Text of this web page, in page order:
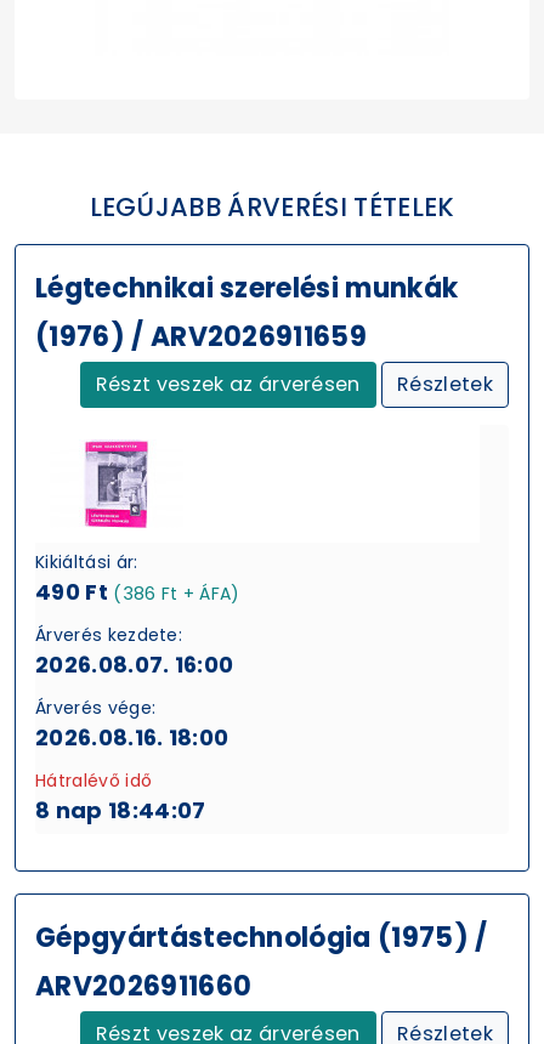
LEGÚJABB ÁRVERÉSI TÉTELEK
Légtechnikai szerelési munkák
(1976) / ARV2026911659
Részt veszek az árverésen Részletek
Kikiáltási ár:
490 Ft (386 Ft + ÁFA)
Árverés kezdete:
2026.08.07. 16:00
Árverés vége:
2026.08.16. 18:00
Hátralévő idő
8 nap 18:44:06
Gépgyártástechnológia (1975) /
ARV2026911660
Részt veszek az árverésen Részletek